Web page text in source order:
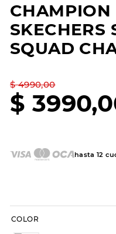
CHAMPION
SKECHERS
SQUAD
$ 4990,00
$ 3990,
hasta 12
COLOR